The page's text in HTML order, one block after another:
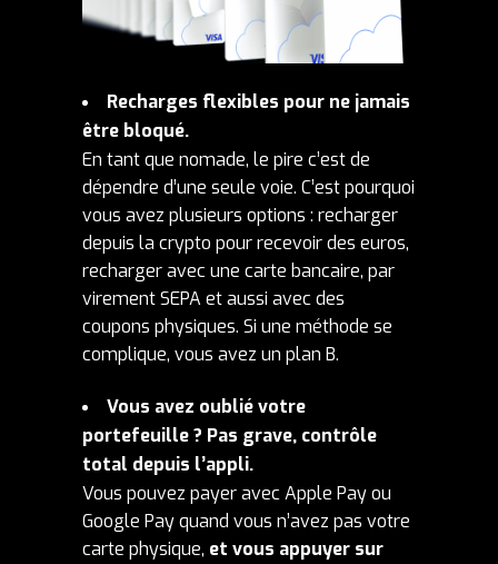
Recharges flexibles pour ne jamais
être bloqué.
En tant que nomade, le pire c’est de
dépendre d’une seule voie. C’est pourquoi
vous avez plusieurs options : recharger
depuis la crypto pour recevoir des euros,
recharger avec une carte bancaire, par
virement SEPA et aussi avec des
coupons physiques. Si une méthode se
complique, vous avez un plan B.
Vous avez oublié votre
portefeuille ? Pas grave, contrôle
total depuis l’appli.
Vous pouvez payer avec Apple Pay ou
Google Pay quand vous n’avez pas votre
carte physique, et vous appuyer sur